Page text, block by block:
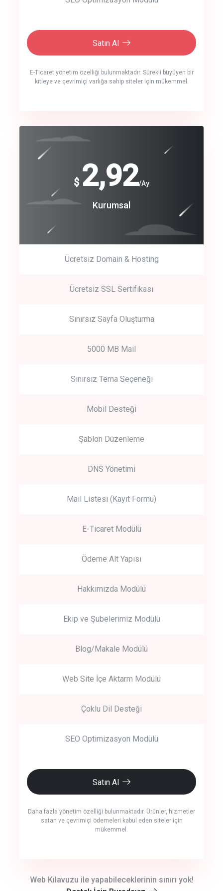
Satın Al
E-Ticaret yönetim özelliği bulunmaktadır. Sürekli büyüyen bir
kitleye ve çevrimiçi varlığa sahip siteler için mükemmel.
crm auto cync
track energy costs
Get Started
Start by trying our service for 30 days free trial no credit card
$ 2,92/Ay
Kurumsal
Ücretsiz Domain & Hosting
Ücretsiz SSL Sertifikası
Sınırsız Sayfa Oluşturma
5000 MB Mail
Sınırsız Tema Seçeneği
Mobil Desteği
Şablon Düzenleme
DNS Yönetimi
Mail Listesi (Kayıt Formu)
E-Ticaret Modülü
Ödeme Alt Yapısı
Hakkımızda Modülü
Ekip ve Şubelerimiz Modülü
Blog/Makale Modülü
Web Site İçe Aktarm Modülü
Çoklu Dil Desteği
SEO Optimizasyon Modülü
Satın Al
Daha fazla yönetim özelliği bulunmaktadır. Ürünler, hizmetler
satan ve çevrimiçi ödemeleri kabul eden siteler için
mükemmel.
$
240
Coroprate
Web Kılavuzu ile yapabileceklerinin sınırı yok!